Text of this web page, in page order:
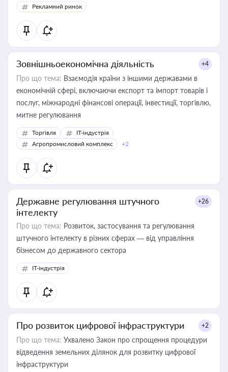
Рекламний ринок
Зовнішньоекономічна діяльність +4
Про що тема: Взаємодія країни з іншими державами в
економічній сфері, включаючи експорт та імпорт товарів і
послуг, міжнародні фінансові операції, інвестиції, торгівлю,
митне регулювання
Торгівля
IT-індустрія
Агропромисловий комплекс
+2
Державне регулювання штучного
інтелекту
+26
Про що тема: Розвиток, застосування та регулювання
штучного інтелекту в різних сферах — від управління
бізнесом до державного сектора
IT-індустрія
Про розвиток цифрової інфраструктури +2
Про що тема: Ухвалено Закон про спрощення процедури
відведення земельних ділянок для розвитку цифрової
інфраструктури